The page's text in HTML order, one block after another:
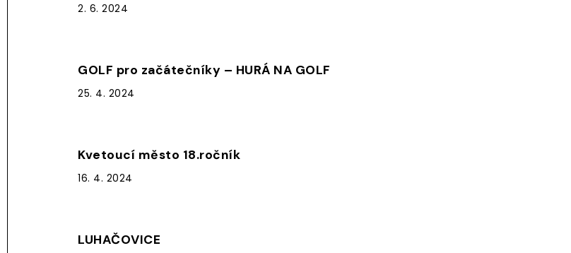
2. 6. 2024
GOLF pro začátečníky – HURÁ NA GOLF
25. 4. 2024
Kvetoucí město 18.ročník
16. 4. 2024
LUHAČOVICE